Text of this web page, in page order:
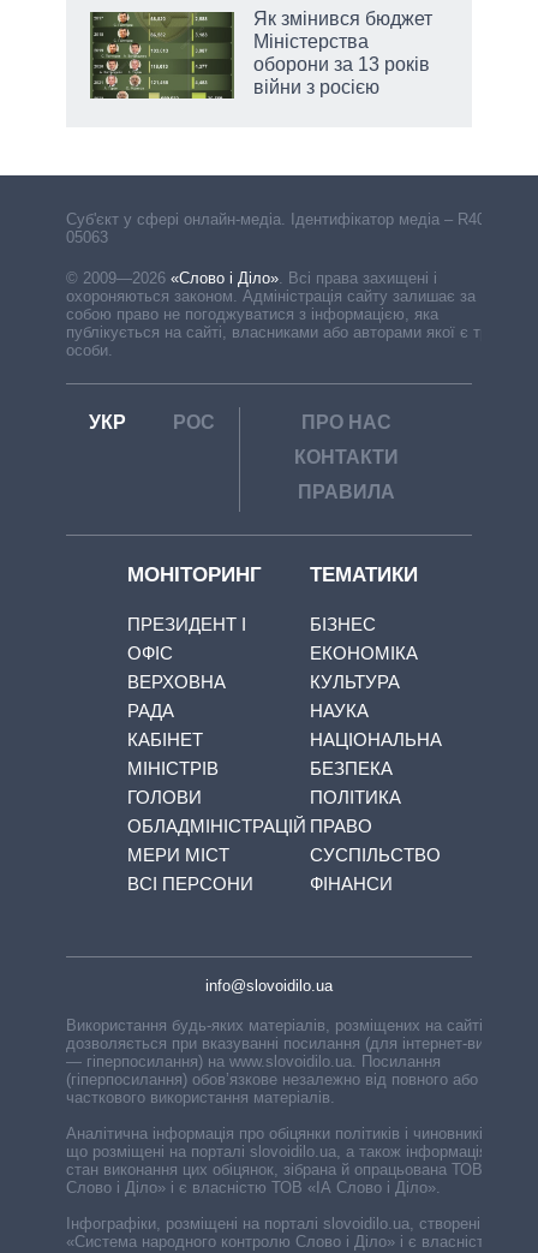
Як змінився бюджет
Міністерства
оборони за 13 років
війни з росією
Cуб'єкт у сфері онлайн-медіа. Ідентифікатор медіа – R40-
05063
© 2009—2026 «Слово і Діло». Всі права захищені і
охороняються законом. Адміністрація сайту залишає за
собою право не погоджуватися з інформацією, яка
публікується на сайті, власниками або авторами якої є треті
особи.
УКР РОС
ПРО НАС
КОНТАКТИ
ПРАВИЛА
МОНІТОРИНГ
ПРЕЗИДЕНТ І
ОФІС
ВЕРХОВНА
РАДА
КАБІНЕТ
МІНІСТРІВ
ГОЛОВИ
ОБЛАДМІНІСТРАЦІЙ
МЕРИ МІСТ
ВСІ ПЕРСОНИ
ТЕМАТИКИ
БІЗНЕС
ЕКОНОМІКА
КУЛЬТУРА
НАУКА
НАЦІОНАЛЬНА
БЕЗПЕКА
ПОЛІТИКА
ПРАВО
СУСПІЛЬСТВО
ФІНАНСИ
info@slovoidilo.ua
Використання будь-яких матеріалів, розміщених на сайті,
дозволяється при вказуванні посилання (для інтернет-видань
— гіперпосилання) на www.slovoidilo.ua. Посилання
(гіперпосилання) обов’язкове незалежно від повного або
часткового використання матеріалів.
Аналітична інформація про обіцянки політиків і чиновників,
що розміщені на порталі slovoidilo.ua, а також інформація про
стан виконання цих обіцянок, зібрана й опрацьована ТОВ «ІА
Слово і Діло» і є власністю ТОВ «ІА Слово і Діло».
Інфографіки, розміщені на порталі slovoidilo.ua, створені ГО
«Система народного контролю Слово і Діло» і є власністю